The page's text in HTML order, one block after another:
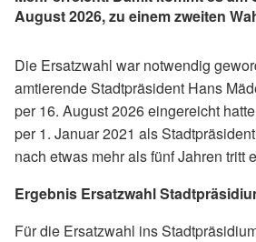
August 2026, zu einem zweiten
Die Ersatzwahl war notwendig
amtierende Stadtpräsident Hans
per 16. August 2026 eingereicht
per 1. Januar 2021 als
nach etwas mehr als fünf Jahren tritt
Ergebnis Ersatzwahl
Für die Ersatzwahl ins